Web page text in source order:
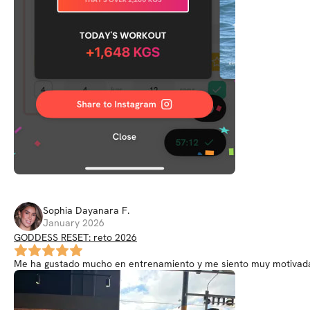
Sophia Dayanara F.
January 2026
GODDESS RESET: reto 2026
Me ha gustado mucho en entrenamiento y me siento muy